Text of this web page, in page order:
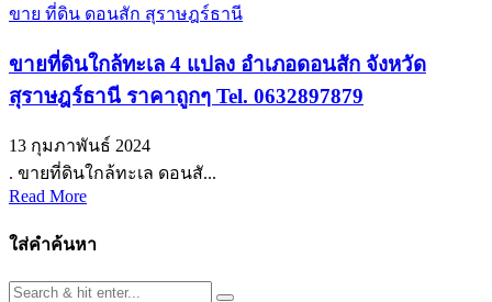
ขาย ที่ดิน ดอนสัก สุราษฎร์ธานี
ขายที่ดินใกล้ทะเล 4 แปลง อำเภอดอนสัก จังหวัด
สุราษฎร์ธานี ราคาถูกๆ Tel. 0632897879
13 กุมภาพันธ์ 2024
. ขายที่ดินใกล้ทะเล ดอนสั...
Read More
ใส่คำค้นหา